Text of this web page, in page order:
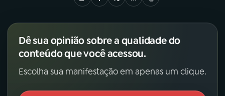
Dê sua opinião sobre a qualidade do
conteúdo que você acessou.
Escolha sua manifestação em apenas um clique.